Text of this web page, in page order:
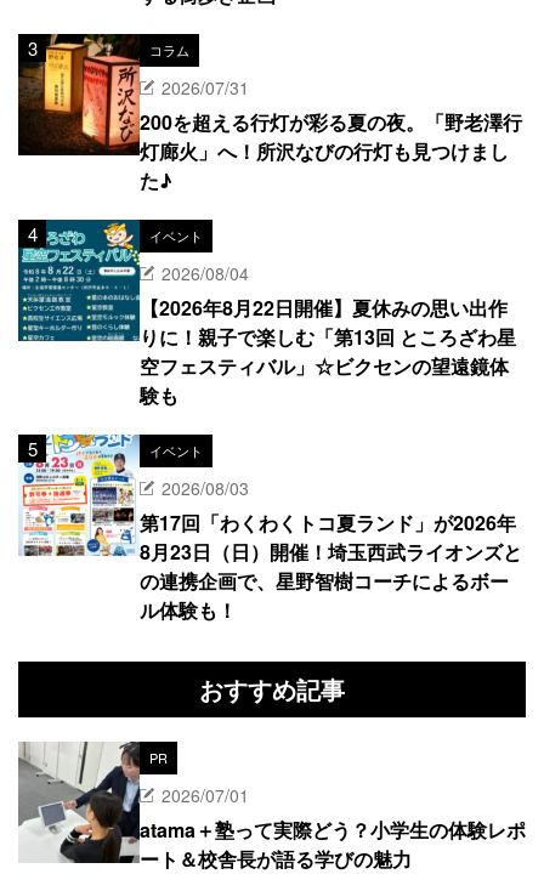
コラム
2026/07/31
200を超える行灯が彩る夏の夜。「野老澤行
灯廊火」へ！所沢なびの行灯も見つけまし
た♪
イベント
2026/08/04
【2026年8月22日開催】夏休みの思い出作
りに！親子で楽しむ「第13回 ところざわ星
空フェスティバル」☆ビクセンの望遠鏡体
験も
イベント
2026/08/03
第17回「わくわくトコ夏ランド」が2026年
8月23日（日）開催！埼玉西武ライオンズと
の連携企画で、星野智樹コーチによるボー
ル体験も！
おすすめ記事
PR
2026/07/01
atama＋塾って実際どう？小学生の体験レポ
ート＆校舎長が語る学びの魅力